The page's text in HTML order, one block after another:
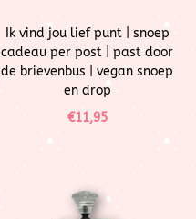
Ik vind jou lief punt | snoep
cadeau per post | past door
de brievenbus | vegan snoep
en drop
€11,95